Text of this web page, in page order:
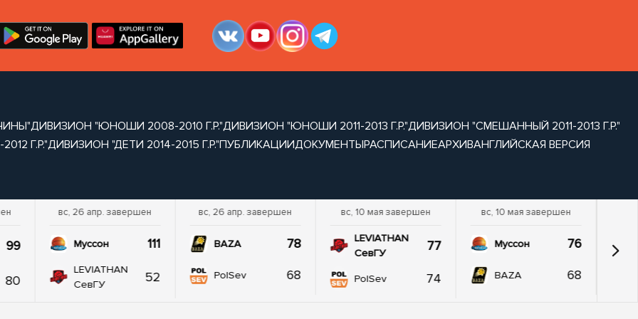
ДИВИЗИОН "ЮНОШИ 2008-2010 Г.Р."ДИВИЗИОН "ЮНОШИ 2011-2013 Г.Р."ДИВИЗИОН "СМЕШАННЫЙ 2011-2013 Г.Р."
Г.Р."ДИВИЗИОН "ДЕТИ 2014-2015 Г.Р."ПУБЛИКАЦИИДОКУМЕНТЫРАСПИСАНИЕАРХИВАНГЛИЙСКАЯ ВЕРСИЯ
99
80
вс, 26 апр. завершен
Муссон 111
LEVIATHAN
СевГУ
52
вс, 26 апр. завершен
BAZA 78
PolSev 68
вс, 10 мая завершен
LEVIATHAN
СевГУ
77
PolSev 74
вс, 10 мая завершен
Муссон 76
BAZA 68